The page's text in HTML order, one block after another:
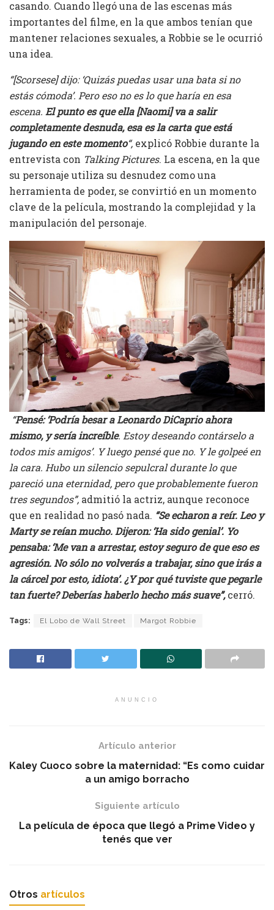
casando. Cuando llegó una de las escenas más
importantes del filme, en la que ambos tenían que
mantener relaciones sexuales, a Robbie se le ocurrió
una idea.
“[Scorsese] dijo: ‘Quizás puedas usar una bata si no
estás cómoda’. Pero eso no es lo que haría en esa
escena. El punto es que ella [Naomi] va a salir
completamente desnuda, esa es la carta que está
jugando en este momento“, explicó Robbie durante la
entrevista con Talking Pictures. La escena, en la que
su personaje utiliza su desnudez como una
herramienta de poder, se convirtió en un momento
clave de la película, mostrando la complejidad y la
manipulación del personaje.
“Pensé: ‘Podría besar a Leonardo DiCaprio ahora
mismo, y sería increíble. Estoy deseando contárselo a
todos mis amigos’. Y luego pensé que no. Y le golpeé en
la cara. Hubo un silencio sepulcral durante lo que
pareció una eternidad, pero que probablemente fueron
tres segundos”, admitió la actriz, aunque reconoce
que en realidad no pasó nada. “Se echaron a reír. Leo y
Marty se reían mucho. Dijeron: ‘Ha sido genial’. Yo
pensaba: ‘Me van a arrestar, estoy seguro de que eso es
agresión. No sólo no volverás a trabajar, sino que irás a
la cárcel por esto, idiota’. ¿Y por qué tuviste que pegarle
tan fuerte? Deberías haberlo hecho más suave”,cerró.
Tags: El Lobo de Wall Street Margot Robbie
ANUNCIO
Artículo anterior
Kaley Cuoco sobre la maternidad: “Es como cuidar
a un amigo borracho
Siguiente artículo
La película de época que llegó a Prime Video y
tenés que ver
Otros artículos